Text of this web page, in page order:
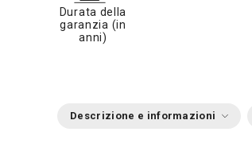
Durata della
garanzia (in
anni)
Descrizione e informazioni